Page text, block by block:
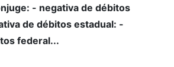
- negativa de débitos
de débitos estadual: -
federal...